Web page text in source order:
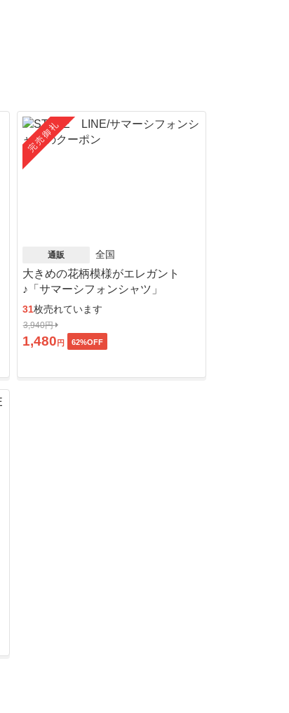
完売御礼
通販 全国
大きめの花柄模様がエレガント
♪「サマーシフォンシャツ」
31枚売れています
3,940円
1,480 円 62%OFF